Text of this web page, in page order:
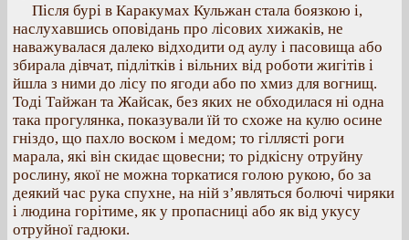
Після бурі в Каракумах Кульжан стала боязкою і,
наслухавшись оповідань про лісових хижаків, не
наважувалася далеко відходити од аулу і пасовища або
збирала дівчат, підлітків і вільних від роботи жигітів і
йшла з ними до лісу по ягоди або по хмиз для вогнищ.
Тоді Тайжан та Жайсак, без яких не обходилася ні одна
така прогулянка, показували їй то схоже на кулю осине
гніздо, що пахло воском і медом; то гіллясті роги
марала, які він скидає щовесни; то рідкісну отруйну
рослину, якої не можна торкатися голою рукою, бо за
деякий час рука спухне, на ній з’являться болючі чиряки
і людина горітиме, як у пропасниці або як від укусу
отруйної гадюки.